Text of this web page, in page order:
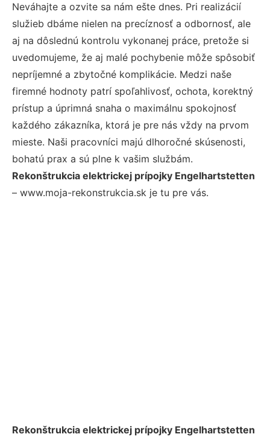
Neváhajte a ozvite sa nám ešte dnes. Pri realizácií
služieb dbáme nielen na precíznosť a odbornosť, ale
aj na dôslednú kontrolu vykonanej práce, pretože si
uvedomujeme, že aj malé pochybenie môže spôsobiť
nepríjemné a zbytočné komplikácie. Medzi naše
firemné hodnoty patrí spoľahlivosť, ochota, korektný
prístup a úprimná snaha o maximálnu spokojnosť
každého zákazníka, ktorá je pre nás vždy na prvom
mieste. Naši pracovníci majú dlhoročné skúsenosti,
bohatú prax a sú plne k vašim službám.
Rekonštrukcia elektrickej prípojky Engelhartstetten
– www.moja-rekonstrukcia.sk je tu pre vás.
Rekonštrukcia elektrickej prípojky Engelhartstetten